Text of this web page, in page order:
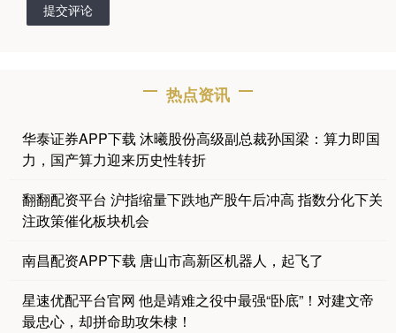
提交评论
热点资讯
华泰证券APP下载 沐曦股份高级副总裁孙国梁：算力即国
力，国产算力迎来历史性转折
翻翻配资平台 沪指缩量下跌地产股午后冲高 指数分化下关
注政策催化板块机会
南昌配资APP下载 唐山市高新区机器人，起飞了
星速优配平台官网 他是靖难之役中最强“卧底”！对建文帝
最忠心，却拼命助攻朱棣！